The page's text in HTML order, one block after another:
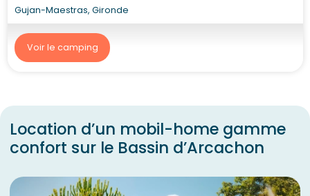
Gujan-Maestras, Gironde
Voir le camping
Location d’un mobil-home gamme
confort sur le Bassin d’Arcachon